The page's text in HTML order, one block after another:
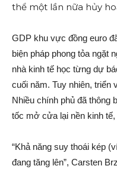
thể một lần nữa hủy
GDP khu vực đồng euro
biện pháp phong tỏa ngặt
nhà kinh tế học từng dự
cuối năm. Tuy nhiên, triển
Nhiều chính phủ đã thông
tốc mở cửa lại nền kinh
“Khả năng suy thoái kép
đang tăng lên”, Carsten